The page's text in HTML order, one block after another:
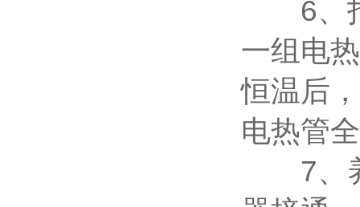
6、打
一组电
恒温后
电热管
7、养